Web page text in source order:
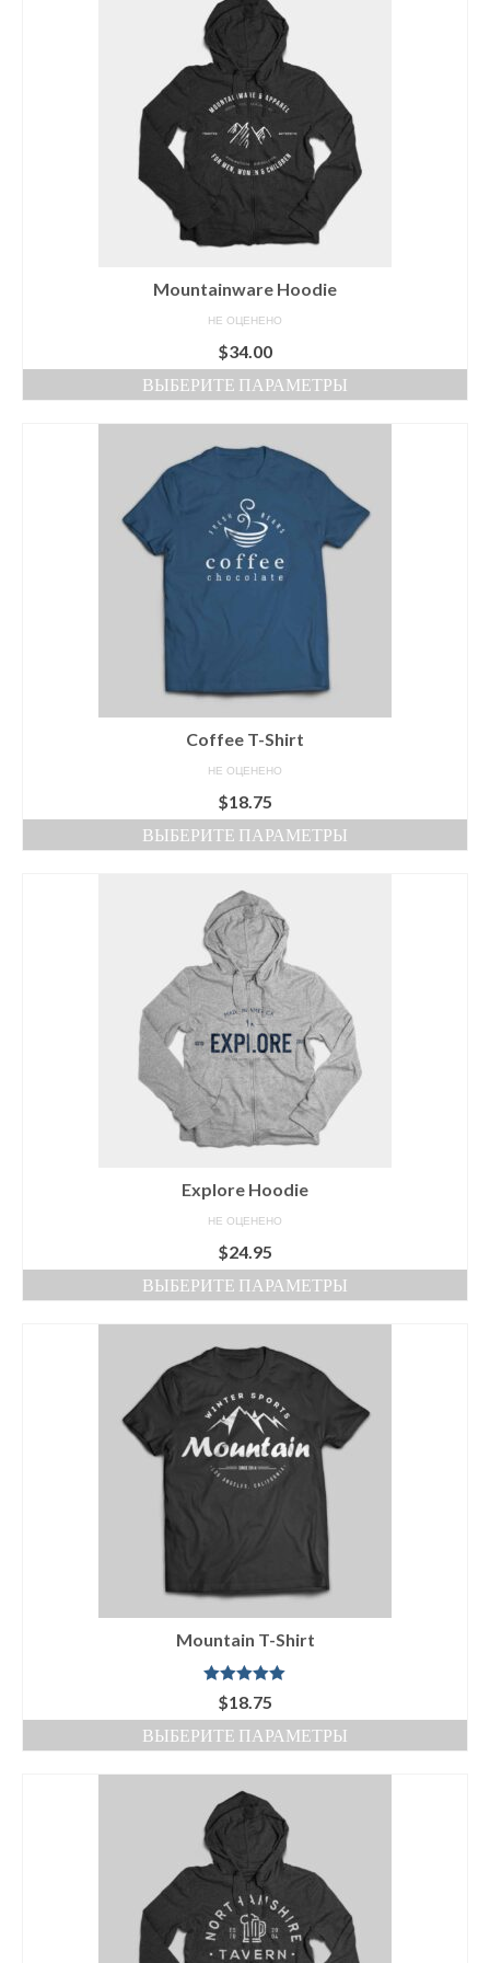
Зоны обслуживания
Русский
Русский
English
несколько
вариаций.
Опции
можно
выбрать
на
странице
товара.
Mountainware Hoodie
НЕ ОЦЕНЕНО
$34.00
ВЫБЕРИТЕ ПАРАМЕТРЫ
имеет
несколько
вариаций.
Опции
можно
выбрать
на
Coffee T-Shirt
НЕ ОЦЕНЕНО
$18.75
ВЫБЕРИТЕ ПАРАМЕТРЫ
имеет
несколько
вариаций.
Опции
можно
выбрать
на
странице
товара.
Explore Hoodie
НЕ ОЦЕНЕНО
$24.95
ВЫБЕРИТЕ ПАРАМЕТРЫ
имеет
несколько
вариаций.
Опции
можно
выбрать
на
Mountain T-Shirt
Оценка5.00
из 5
$18.75
ВЫБЕРИТЕ ПАРАМЕТРЫ
имеет
несколько
вариаций.
Опции
можно
выбрать
на
странице